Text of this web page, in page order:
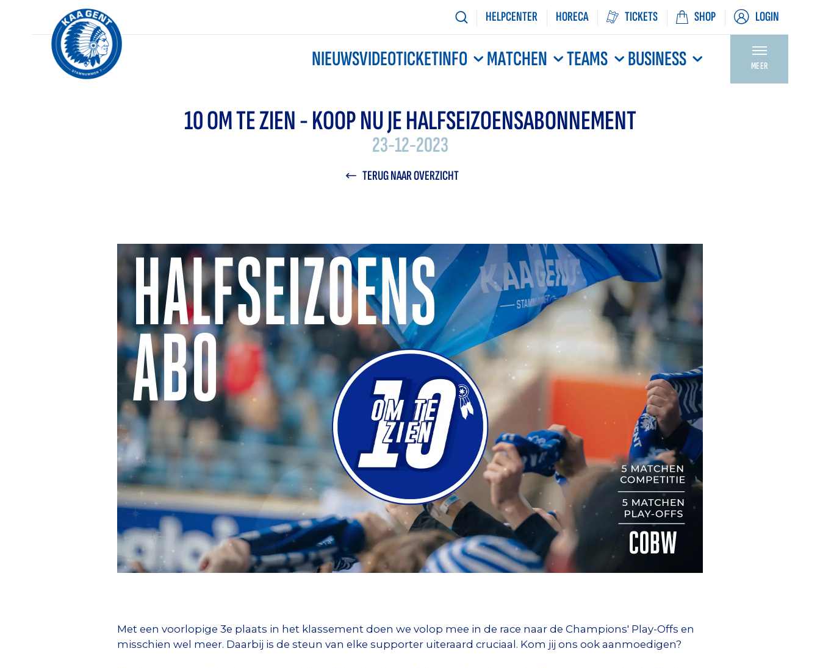
HELPCENTER HORECA TICKETS SHOP LOGIN
NIEUWSVIDEOTICKETINFO MATCHEN TEAMS BUSINESS MEER
10 OM TE ZIEN - KOOP NU JE HALFSEIZOENSABONNEMENT
23-12-2023
TERUG NAAR OVERZICHT
Met een voorlopige 3e plaats in het klassement doen we volop mee in de race naar de Champions' Play-Offs en
misschien wel meer. Daarbij is de steun van elke supporter uiteraard cruciaal. Kom jij ons ook aanmoedigen?